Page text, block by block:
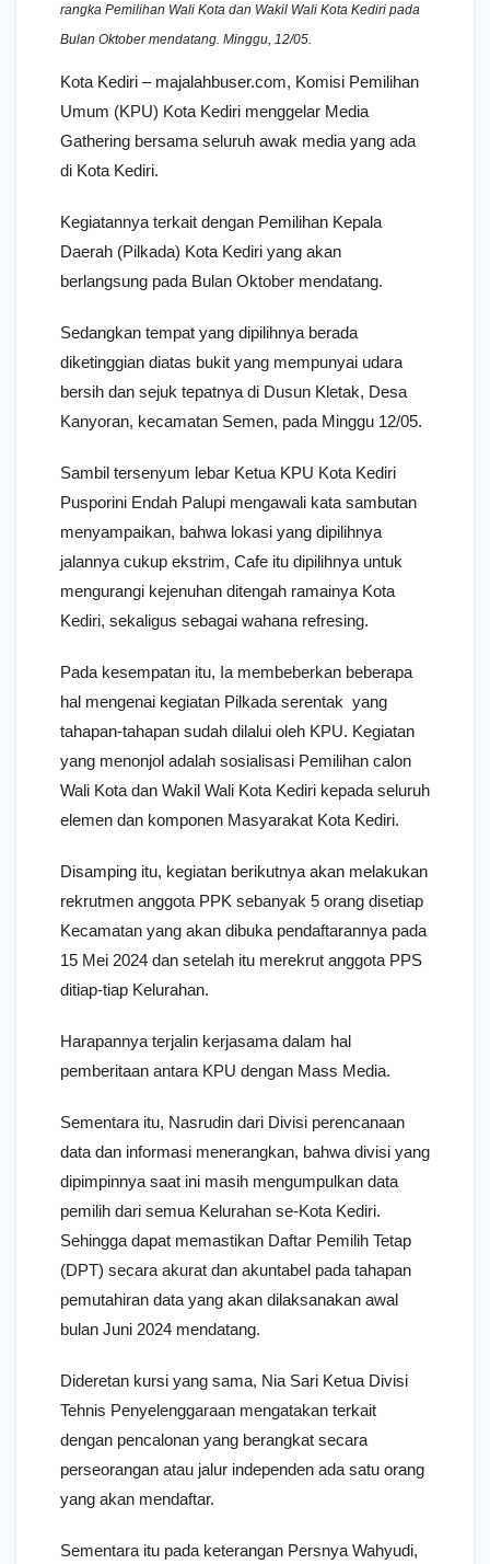
rangka Pemilihan Wali Kota dan Wakil Wali Kota Kediri pada
Bulan Oktober mendatang. Minggu, 12/05.
Kota Kediri – majalahbuser.com, Komisi Pemilihan
Umum (KPU) Kota Kediri menggelar Media
Gathering bersama seluruh awak media yang ada
di Kota Kediri.
Kegiatannya terkait dengan Pemilihan Kepala
Daerah (Pilkada) Kota Kediri yang akan
berlangsung pada Bulan Oktober mendatang.
Sedangkan tempat yang dipilihnya berada
diketinggian diatas bukit yang mempunyai udara
bersih dan sejuk tepatnya di Dusun Kletak, Desa
Kanyoran, kecamatan Semen, pada Minggu 12/05.
Sambil tersenyum lebar Ketua KPU Kota Kediri
Pusporini Endah Palupi mengawali kata sambutan
menyampaikan, bahwa lokasi yang dipilihnya
jalannya cukup ekstrim, Cafe itu dipilihnya untuk
mengurangi kejenuhan ditengah ramainya Kota
Kediri, sekaligus sebagai wahana refresing.
Pada kesempatan itu, Ia membeberkan beberapa
hal mengenai kegiatan Pilkada serentak yang
tahapan-tahapan sudah dilalui oleh KPU. Kegiatan
yang menonjol adalah sosialisasi Pemilihan calon
Wali Kota dan Wakil Wali Kota Kediri kepada seluruh
elemen dan komponen Masyarakat Kota Kediri.
Disamping itu, kegiatan berikutnya akan melakukan
rekrutmen anggota PPK sebanyak 5 orang disetiap
Kecamatan yang akan dibuka pendaftarannya pada
15 Mei 2024 dan setelah itu merekrut anggota PPS
ditiap-tiap Kelurahan.
Harapannya terjalin kerjasama dalam hal
pemberitaan antara KPU dengan Mass Media.
Sementara itu, Nasrudin dari Divisi perencanaan
data dan informasi menerangkan, bahwa divisi yang
dipimpinnya saat ini masih mengumpulkan data
pemilih dari semua Kelurahan se-Kota Kediri.
Sehingga dapat memastikan Daftar Pemilih Tetap
(DPT) secara akurat dan akuntabel pada tahapan
pemutahiran data yang akan dilaksanakan awal
bulan Juni 2024 mendatang.
Dideretan kursi yang sama, Nia Sari Ketua Divisi
Tehnis Penyelenggaraan mengatakan terkait
dengan pencalonan yang berangkat secara
perseorangan atau jalur independen ada satu orang
yang akan mendaftar.
Sementara itu pada keterangan Persnya Wahyudi,